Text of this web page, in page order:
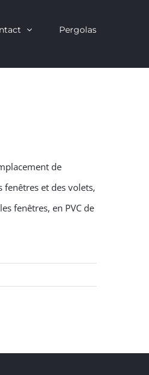
Pergolas
de
et des volets,
fenêtres, en PVC de